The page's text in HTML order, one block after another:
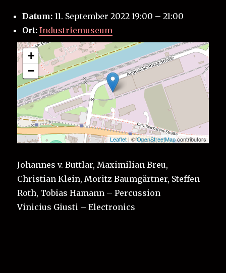
Datum: 11. September 2022 19:00 –21:00
Ort: Industriemuseum
+
−
Leaflet| ©OpenStreetMapcontributors
Johannes v. Buttlar, Maximilian Breu,
Christian Klein, Moritz Baumgärtner, Steffen
Roth, Tobias Hamann – Percussion
Vinicius Giusti – Electronics